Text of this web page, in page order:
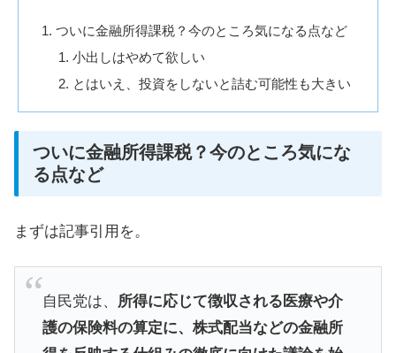
ついに金融所得課税？今のところ気になる点など
小出しはやめて欲しい
とはいえ、投資をしないと詰む可能性も大きい
ついに金融所得課税？今のところ気にな
る点など
まずは記事引用を。
自民党は、
所得に応じて徴収される医療や介
護の保険料の算定に、株式配当などの金融所